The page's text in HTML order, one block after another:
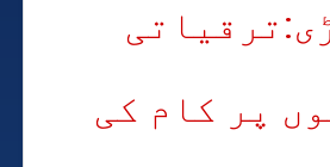
پر کام کی